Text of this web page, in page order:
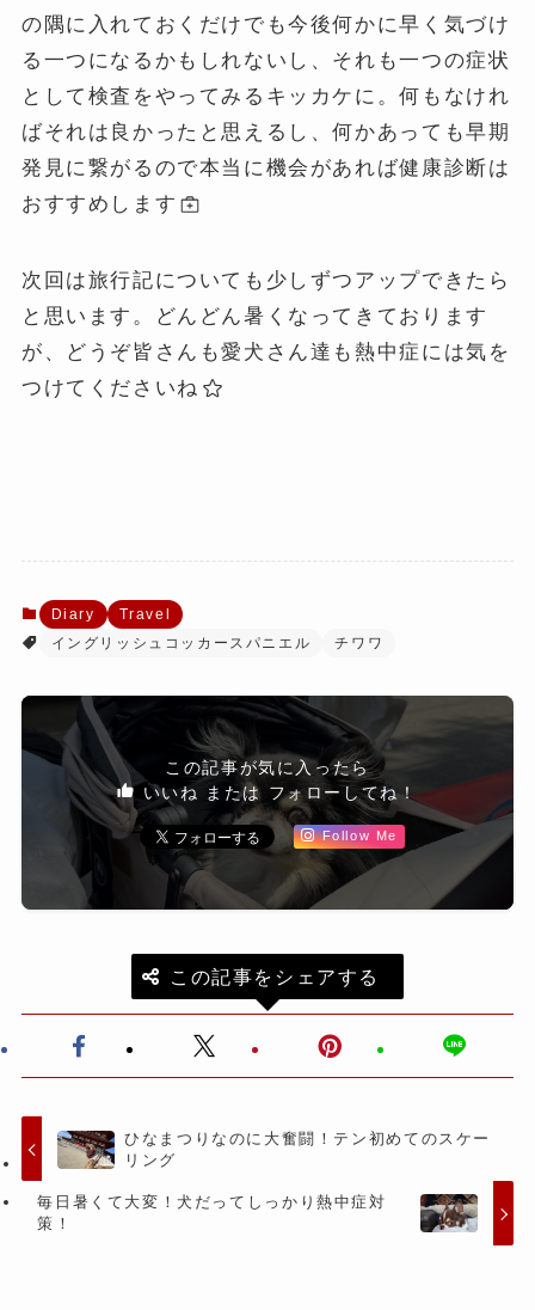
の隅に入れておくだけでも今後何かに早く気づけ
る一つになるかもしれないし、それも一つの症状
として検査をやってみるキッカケに。何もなけれ
ばそれは良かったと思えるし、何かあっても早期
発見に繋がるので本当に機会があれば健康診断は
おすすめします
次回は旅行記についても少しずつアップできたら
と思います。どんどん暑くなってきております
が、どうぞ皆さんも愛犬さん達も熱中症には気を
つけてくださいね
Diary
Travel
イングリッシュコッカースパニエル
チワワ
この記事が気に入ったら
いいね または フォローしてね！
Follow Me
この記事をシェアする
ひなまつりなのに大奮闘！テン初めてのスケー
リング
毎日暑くて大変！犬だってしっかり熱中症対
策！